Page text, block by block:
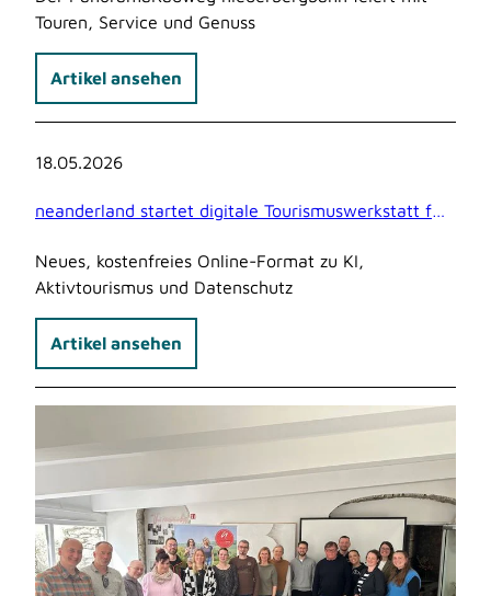
Touren, Service und Genuss
Artikel ansehen
18.05.2026
neanderland startet digitale Tourismuswerkstatt für touristische Unternehmen
Neues, kostenfreies Online-Format zu KI,
Aktivtourismus und Datenschutz
Artikel ansehen